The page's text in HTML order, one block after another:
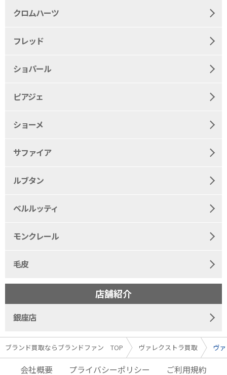
ブランド買取ならブランドファン TOP ヴァレクストラ買取 ヴ
クロムハーツ
フレッド
ショパール
ピアジェ
ショーメ
サファイア
ルブタン
ベルルッティ
モンクレール
毛皮
店舗紹介
銀座店
会社概要 プライバシーポリシー ご利用規約